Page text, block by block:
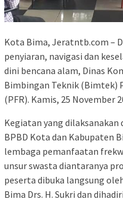
Kota Bima, Jeratntb.com –
penyiaran, navigasi dan
dini bencana alam, Dinas
Bimbingan Teknik (Bimtek)
(PFR). Kamis, 25 November
Kegiatan yang dilaksanakan
BPBD Kota dan Kabupaten
lembaga pemanfaatan
unsur swasta diantaranya
peserta dibuka langsung
Bima Drs. H. Sukri dan